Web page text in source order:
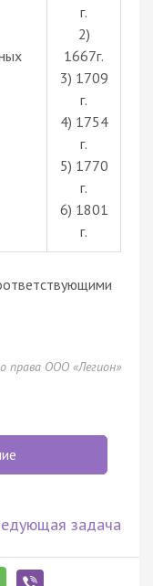
г.
2)
1667г.
3) 1709
г.
4) 1754
г.
5) 1770
г.
6) 1801
г.
права ООО «Легион»
задача